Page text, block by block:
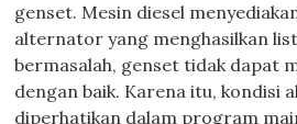
genset. Mesin diesel
alternator yang menghasilkan
bermasalah, genset tidak dapat
dengan baik. Karena itu, kondisi
diperhatikan dalam program